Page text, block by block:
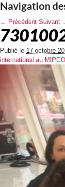
Navigation
← Précédent Suivant
Publié le 17 octobre
international au